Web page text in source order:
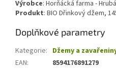
Výrobce: Horňácká farma -
Produkt: BIO Dřinkový džem,
Doplňkové parametry
Kategorie: Džemy a
EAN: 8594176891279